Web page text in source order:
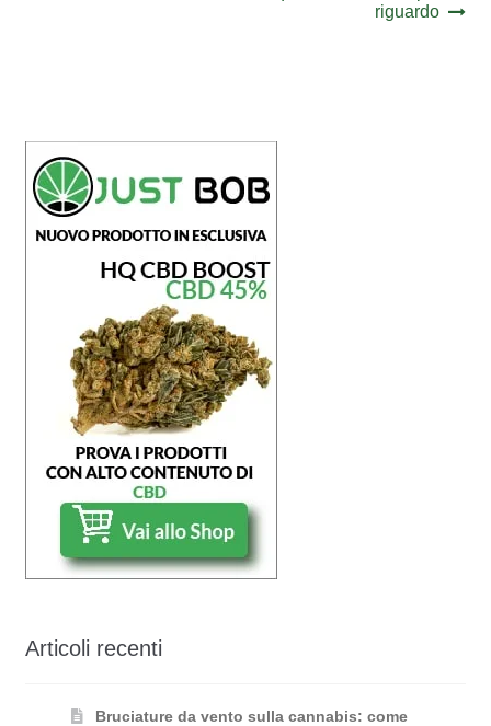
riguardo
Articoli recenti
Bruciature da vento sulla cannabis: come